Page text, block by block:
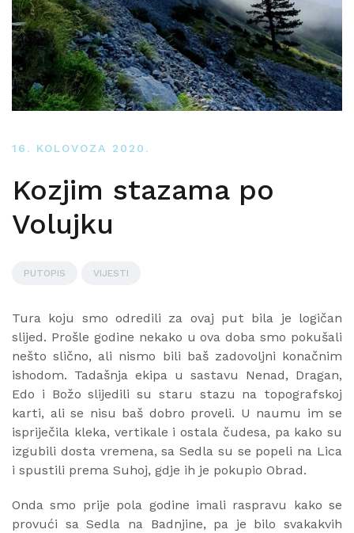
16. KOLOVOZA 2020.
Kozjim stazama po
Volujku
PUTOPIS VIJESTI
Tura koju smo odredili za ovaj put bila je logičan
slijed. Prošle godine nekako u ova doba smo pokušali
nešto slično, ali nismo bili baš zadovoljni konačnim
ishodom. Tadašnja ekipa u sastavu Nenad, Dragan,
Edo i Božo slijedili su staru stazu na topografskoj
karti, ali se nisu baš dobro proveli. U naumu im se
ispriječila kleka, vertikale i ostala čudesa, pa kako su
izgubili dosta vremena, sa Sedla su se popeli na Lica
i spustili prema Suhoj, gdje ih je pokupio Obrad.
Onda smo prije pola godine imali raspravu kako se
provući sa Sedla na Badnjine, pa je bilo svakakvih